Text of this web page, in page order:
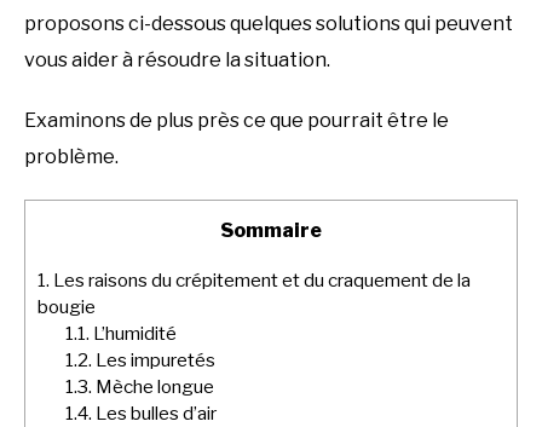
proposons ci-dessous quelques solutions qui peuvent
vous aider à résoudre la situation.
Examinons de plus près ce que pourrait être le
problème.
Sommaire
1. Les raisons du crépitement et du craquement de la
bougie
1.1. L’humidité
1.2. Les impuretés
1.3. Mèche longue
1.4. Les bulles d’air